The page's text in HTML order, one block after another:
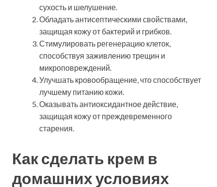
сухость и шелушение.
Обладать антисептическими свойствами,
защищая кожу от бактерий и грибков.
Стимулировать регенерацию клеток,
способствуя заживлению трещин и
микроповреждений.
Улучшать кровообращение, что способствует
лучшему питанию кожи.
Оказывать антиоксидантное действие,
защищая кожу от преждевременного
старения.
Как сделать крем в
домашних условиях